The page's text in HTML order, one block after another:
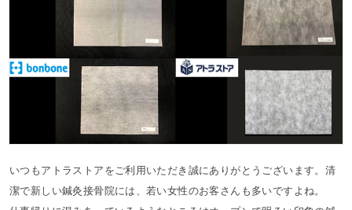
いつもアトラストアをご利用いただき誠にありがとうございます。清
潔で新しい鍼灸接骨院には、若い女性のお客さんも多いですよね。